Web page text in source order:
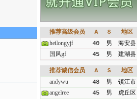
推荐高级会员 A S
地区
heilongyjf
40 男
海安县
国风gf
45 男 建湖县
推荐诚信会员 A S
地区
andywu
48 男
镇江市
angelree
45 男
虎丘区